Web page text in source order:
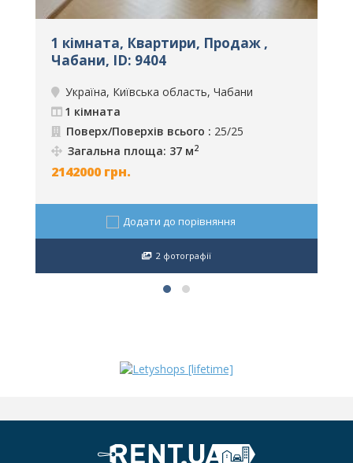
1 кімната, Квартири, Продаж ,
Чабани, ID: 9404
Україна, Київська область, Чабани
1 кімната
Поверх/Поверхів всього : 25/25
Загальна площа: 37 м2
2142000 грн.
Додати до порівняння
2 фотографії